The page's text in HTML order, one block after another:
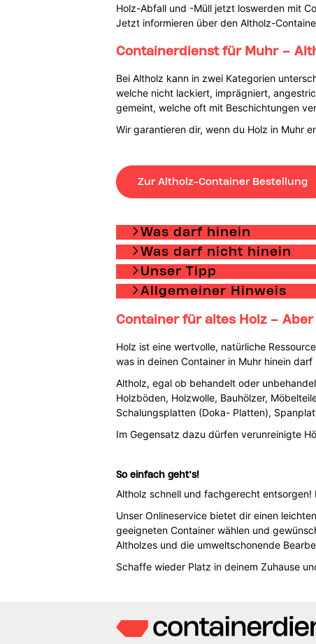
Holz-Abfall und -Müll jetzt loswerden mit
Jetzt informieren über den Altholz-
Containerdienst für Muhr –
Bei Altholz kann in zwei Kategorien
welche nicht lackiert, imprägniert,
gemeint, welche oft mit Beschichtungen
Wir garantieren dir, wenn du Holz in Muhr
Zur Altholz-Container Bestellung
Was darf hinein
Was darf nicht hinein
Unser Tipp
Allgemeiner Hinweis
Container für altes Holz –
Holz ist eine wertvolle, natürliche
was in deinen Container in Muhr hinein
Altholz, egal ob behandelt oder
Holzböden, Holzwolle, Bauhölzer,
Schalungsplatten (Doka- Platten),
Im Gegensatz dazu dürfen verunreinigte
So einfach geht’s!
Altholz schnell und fachgerecht entsorgen!
Unser Onlineservice bietet dir einen
geeigneten Container wählen und
Altholzes und die umweltschonende
Schaffe wieder Platz in deinem Zuhause